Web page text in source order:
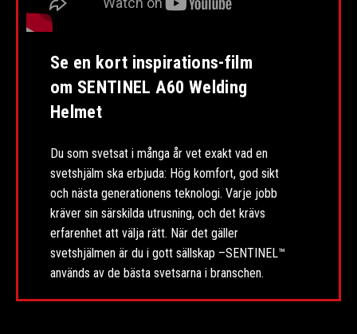
Se en kort inspirations-film
om SENTINEL A60 Welding
Helmet
Du som svetsat i många år vet exakt vad en
svetshjälm ska erbjuda: Hög komfort, god sikt
och nästa generationens teknologi. Varje jobb
kräver sin särskilda utrusning, och det krävs
erfarenhet att välja rätt. När det gäller
svetshjälmen är du i gott sällskap –SENTINEL™
används av de bästa svetsarna i branschen.